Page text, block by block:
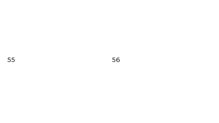
55 56